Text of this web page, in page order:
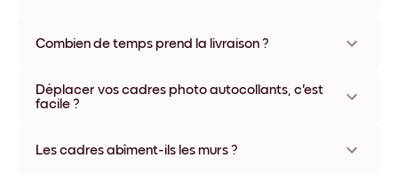
Plusieurs matériaux et coloris disponibles, y compris sans
Combien de temps prend la livraison ?
généralement une semaine. Livraison express possible dans
certains pays. Un numéro de suivi accompagne chaque
Déplacer vos cadres photo autocollants, c'est
facile ?
l'infini, sans abîmer vos murs.
Les cadres abîment-ils les murs ?